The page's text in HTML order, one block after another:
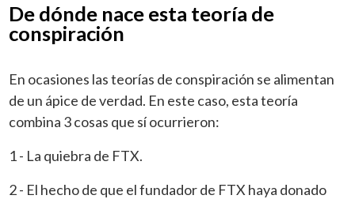
De dónde nace esta teoría de
conspiración
En ocasiones las teorías de conspiración se alimentan
de un ápice de verdad. En este caso, esta teoría
combina 3 cosas que sí ocurrieron:
1 - La quiebra de FTX.
2 - El hecho de que el fundador de FTX haya donado